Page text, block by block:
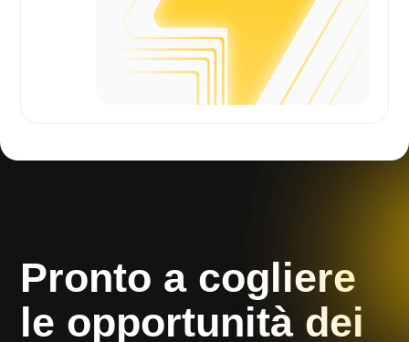
Pronto a cogliere
le opportunità dei